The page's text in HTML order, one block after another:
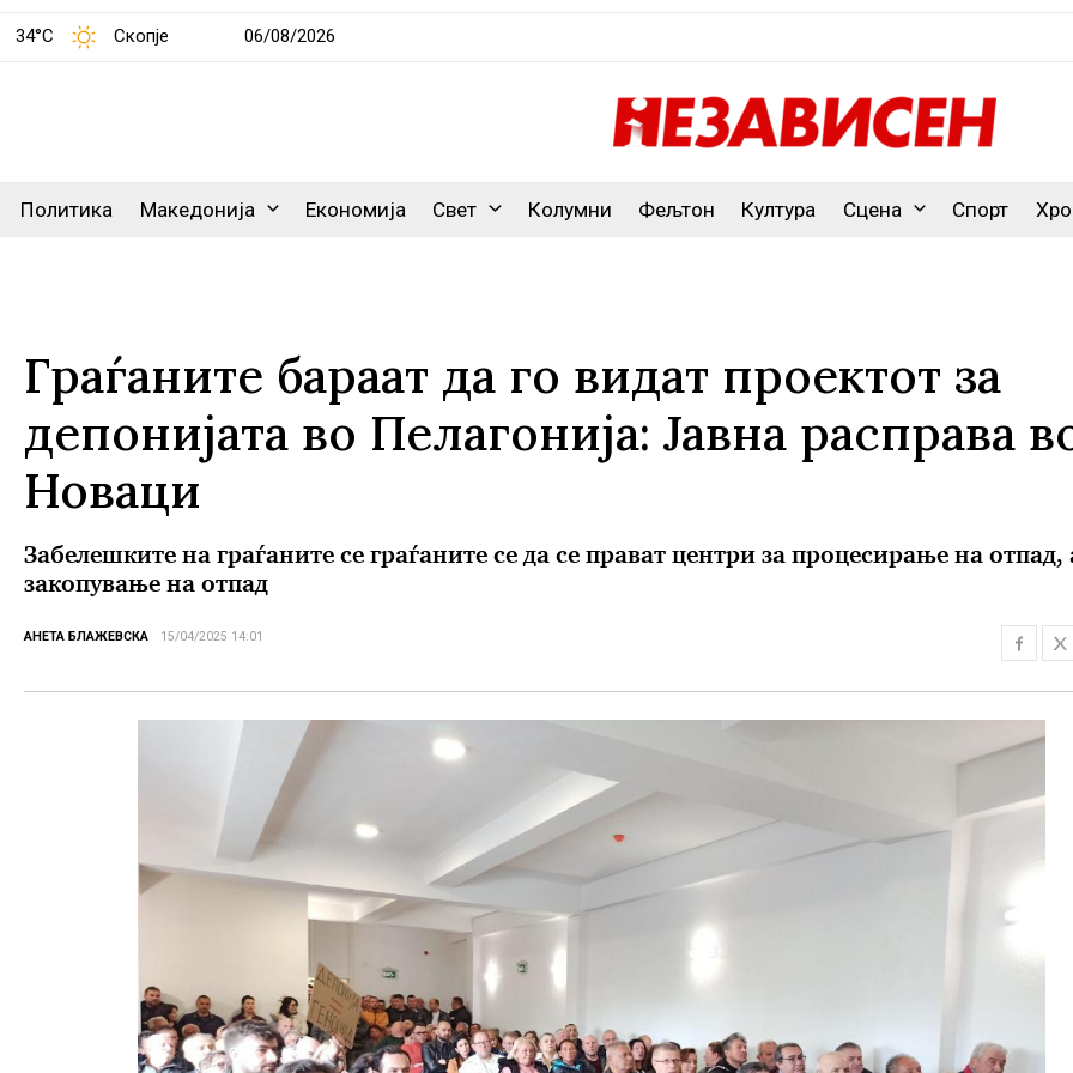
34°C Скопје 06/08/2026
Политика Македонија Економија Свет Колумни Фељтон Култура Сцена Спорт
Граѓаните бараат да го видат проектот за
депонијата во Пелагонија: Јавна расправа
Новаци
Забелешките на граѓаните се граѓаните се да се прават центри за процесирање на отпад,
закопување на отпад
АНЕТА БЛАЖЕВСКА 15/04/2025 14:01